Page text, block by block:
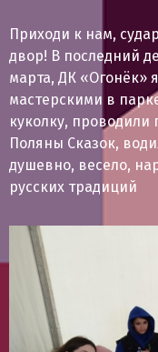
Приходи к нам,
двор! В последний
марта, ДК «Огонёк»
мастерскими в
куколку, проводили
Поляны Сказок,
душевно, весело,
русских традиций